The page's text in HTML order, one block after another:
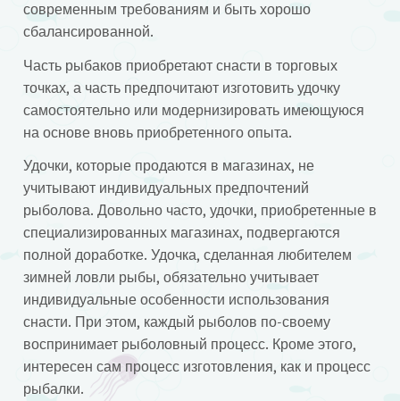
современным требованиям и быть хорошо
сбалансированной.
Часть рыбаков приобретают снасти в торговых
точках, а часть предпочитают изготовить удочку
самостоятельно или модернизировать имеющуюся
на основе вновь приобретенного опыта.
Удочки, которые продаются в магазинах, не
учитывают индивидуальных предпочтений
рыболова. Довольно часто, удочки, приобретенные в
специализированных магазинах, подвергаются
полной доработке. Удочка, сделанная любителем
зимней ловли рыбы, обязательно учитывает
индивидуальные особенности использования
снасти. При этом, каждый рыболов по-своему
воспринимает рыболовный процесс. Кроме этого,
интересен сам процесс изготовления, как и процесс
рыбалки.